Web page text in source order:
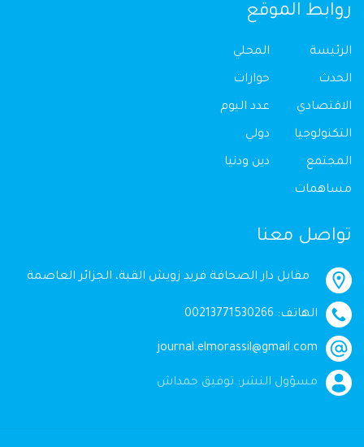
روابط الموقع
الرئيسة
الحدث
الاقتصادي
التكنولوجيا
المجتمع
مساهمات
المحلي
حوارات
عدد اليوم
دولي
دين ودنيا
تواصل معنا
مقابل دار الصحافة فريد زويش القبة، الجزائر العاصمة
الهاتف: 00213771530266
journal.elmorassil@gmail.com
مسؤول النشر: توفيق حمداش